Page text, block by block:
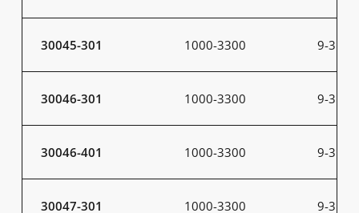
30045-301 1000-3300 9-31
30046-301 1000-3300 9-31
30046-401 1000-3300 9-31
30047-301 1000-3300 9-31